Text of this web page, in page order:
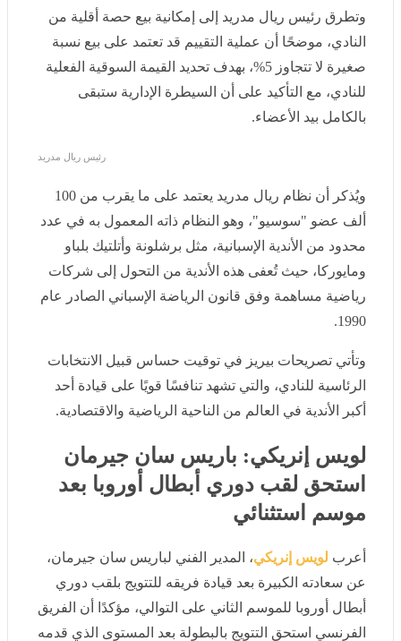
النادي، موضحًا أن عملية التقييم قد تعتمد على بيع نسبة
صغيرة لا تتجاوز 5%، بهدف تحديد القيمة السوقية الفعلية
للنادي، مع التأكيد على أن السيطرة الإدارية ستبقى بالكامل
بيد الأعضاء.
ويُذكر أن نظام ريال مدريد يعتمد على ما يقرب من 100 ألف
عضو "سوسيو"، وهو النظام ذاته المعمول به في عدد محدود
من الأندية الإسبانية، مثل برشلونة وأتلتيك بلباو ومايوركا،
حيث تُعفى هذه الأندية من التحول إلى شركات رياضية
مساهمة وفق قانون الرياضة الإسباني الصادر عام 1990.
وتأتي تصريحات بيريز في توقيت حساس قبيل الانتخابات
الرئاسية للنادي، والتي تشهد تنافسًا قويًا على قيادة أحد أكبر
الأندية في العالم من الناحية الرياضية والاقتصادية.
لويس إنريكي: باريس سان جيرمان
استحق لقب دوري أبطال أوروبا بعد
موسم استثنائي
لويس إنريكي، المدير الفني لباريس سان جيرمان، عن
سعادته الكبيرة بعد قيادة فريقه للتتويج بلقب دوري أبطال
أوروبا للموسم الثاني على التوالي، مؤكدًا أن الفريق الفرنسي
استحق التتويج بالبطولة بعد المستوى الذي قدمه على مدار
الموسم، مشيدًا في الوقت نفسه بالأداء القوي الذي ظهر به
آرسنال في المباراة النهائية، وأكد المدرب الإسباني أن قيمة